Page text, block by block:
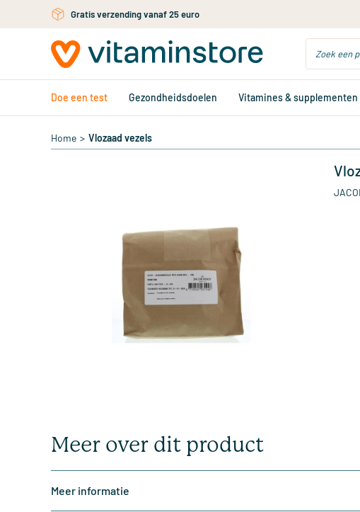
Ga naar de hoofdinhoudGratis verzending vanaf 25 euro
Doe een test Gezondheidsdoelen Vitamines & supplementen
Home > Vlozaad vezels
Meer over dit product
Meer informatie